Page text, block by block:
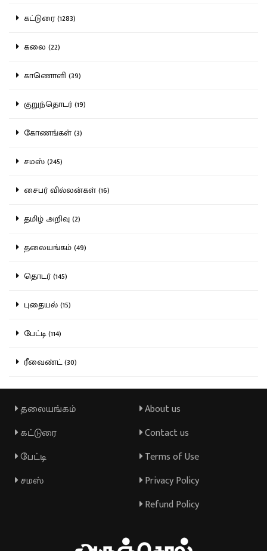
கட்டுரை (1283)
கலை (22)
காணொளி (39)
குறுந்தொடர் (19)
கோணங்கள் (3)
சமஸ் (245)
சைபர் வில்லன்கள் (16)
தமிழ் அறிவு (2)
தலையங்கம் (49)
தொடர் (145)
புதையல் (15)
பேட்டி (114)
ரீவைண்ட் (30)
தலையங்கம்
கட்டுரை
பேட்டி
சமஸ்
About us
Contact us
Terms of Use
Privacy Policy
Refund Policy